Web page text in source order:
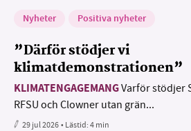
Nyheter Positiva nyheter
”Därför stödjer vi
klimatdemonstrationen”
KLIMATENGAGEMANGVarför stödjer
RFSU och Clowner utan grän...
29 jul 2026• Lästid:4 min